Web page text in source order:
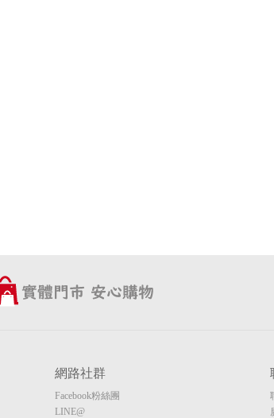
網路社群
Facebook粉絲團
LINE@